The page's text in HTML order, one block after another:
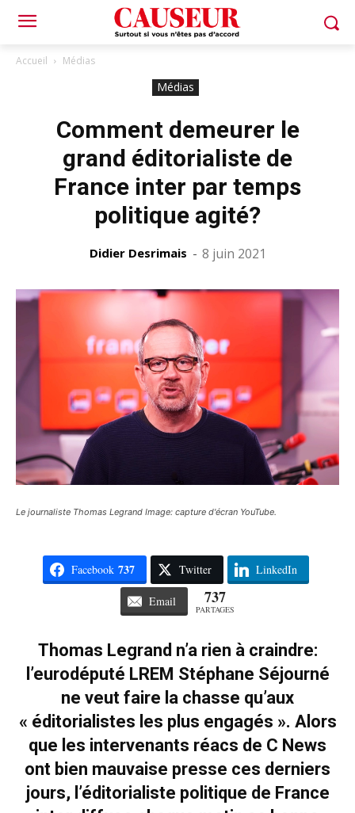
Accueil Médias
Médias
Comment demeurer le
grand éditorialiste de
France inter par temps
politique agité?
Didier Desrimais - 8 juin 2021
Le journaliste Thomas Legrand Image: capture d'écran YouTube.
Facebook 737 Twitter LinkedIn
Email 737
PARTAGES
Thomas Legrand n’a rien à craindre:
l’eurodéputé LREM Stéphane Séjourné
ne veut faire la chasse qu’aux
« éditorialistes les plus engagés ». Alors
que les intervenants réacs de C News
ont bien mauvaise presse ces derniers
jours, l’éditorialiste politique de France